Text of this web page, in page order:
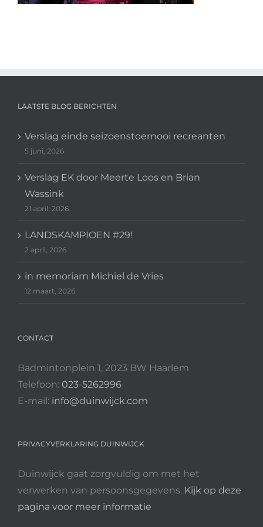
LAATSTE BLOG BERICHTEN
Verslag einde seizoenstoernooi recreanten
5 juni, 2026
Verslag EK door Meerte Loos en Brian
Wassink
21 april, 2026
LANDSKAMPIOEN #29!
2 april, 2026
in memoriam Michiel de Vries
12 maart, 2026
CONTACT
Badmintonplein 1, 2023 BW Haarlem
Telefoon: 023-5262996
E-mail: info@duinwijck.com
PRIVACYVERKLARING DUINWIJCK
Duinwijck gaat zorgvuldig om met het
verwerken van persoonsgegevens. Kijk op deze
pagina voor meer informatie